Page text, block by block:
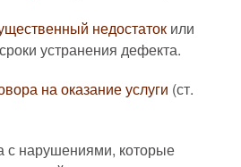
недостаток или
устранения дефекта.
на оказание услуги (ст.
с нарушениями, которые